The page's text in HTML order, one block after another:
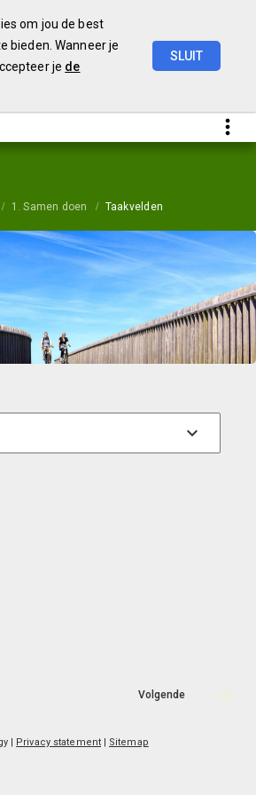
om jou de best
bieden. Wanneer je
je de
SLUIT
1. Samen doen Taakvelden
Volgende
| Privacy statement| Sitemap